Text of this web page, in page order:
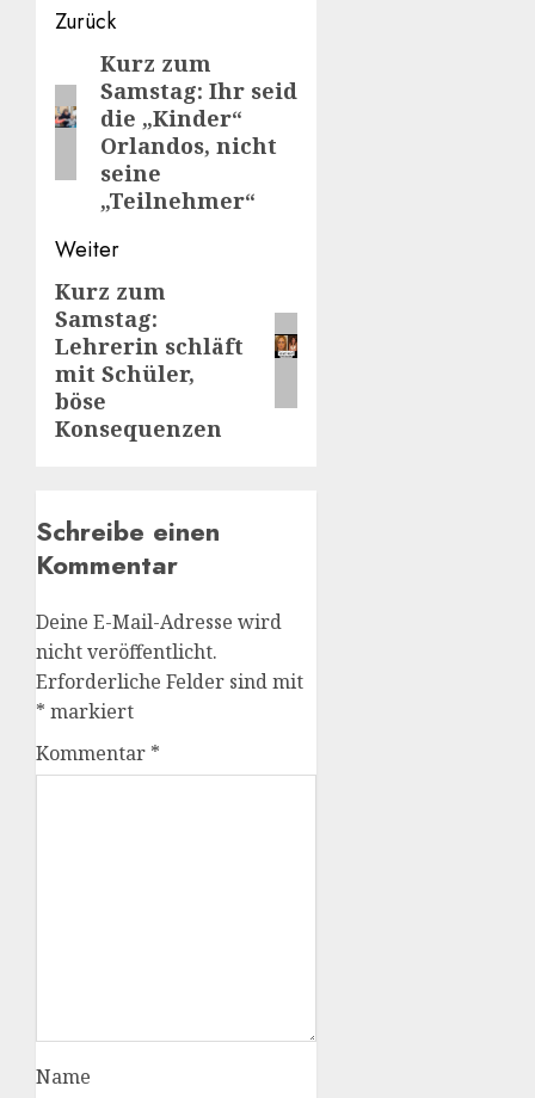
Beitragsnavigation
Zurück
Vorheriger
Beitrag:
Kurz zum
Samstag: Ihr seid
die „Kinder“
Orlandos, nicht
seine
„Teilnehmer“
Weiter
Nächster
Beitrag:
Kurz zum
Samstag:
Lehrerin schläft
mit Schüler,
böse
Konsequenzen
Schreibe einen
Kommentar
Deine E-Mail-Adresse wird
nicht veröffentlicht.
Erforderliche Felder sind mit
* markiert
Kommentar *
Name